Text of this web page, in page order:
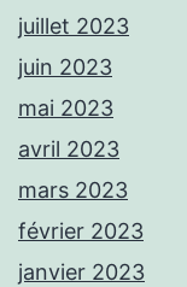
juillet 2023
juin 2023
mai 2023
avril 2023
mars 2023
février 2023
janvier 2023